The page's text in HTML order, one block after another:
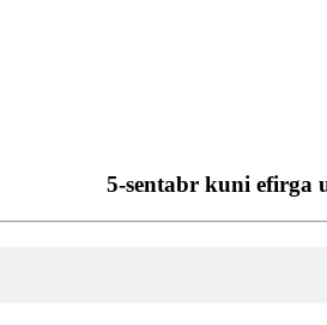
5-sentabr kuni efirga